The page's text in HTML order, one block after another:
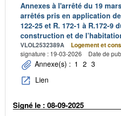
Annexes à l'arrêté du 19
arrêtés pris en application
122-25 et R. 172-1 à R.172-9
construction et de
VLOL2532389A Logement et
signature : 19-03-2026
Date de
Annexe(s) : 1 2 3
Lien
Signé le : 08-09-2025